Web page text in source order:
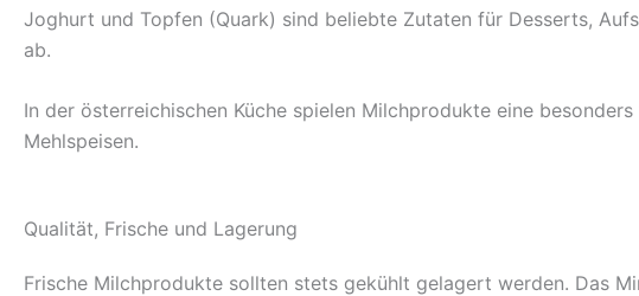
Joghurt und Topfen (Quark) sind beliebte Zutaten für Desserts,
ab.
In der österreichischen Küche spielen Milchprodukte eine
Mehlspeisen.
Qualität, Frische und Lagerung
Frische Milchprodukte sollten stets gekühlt gelagert werden. Das